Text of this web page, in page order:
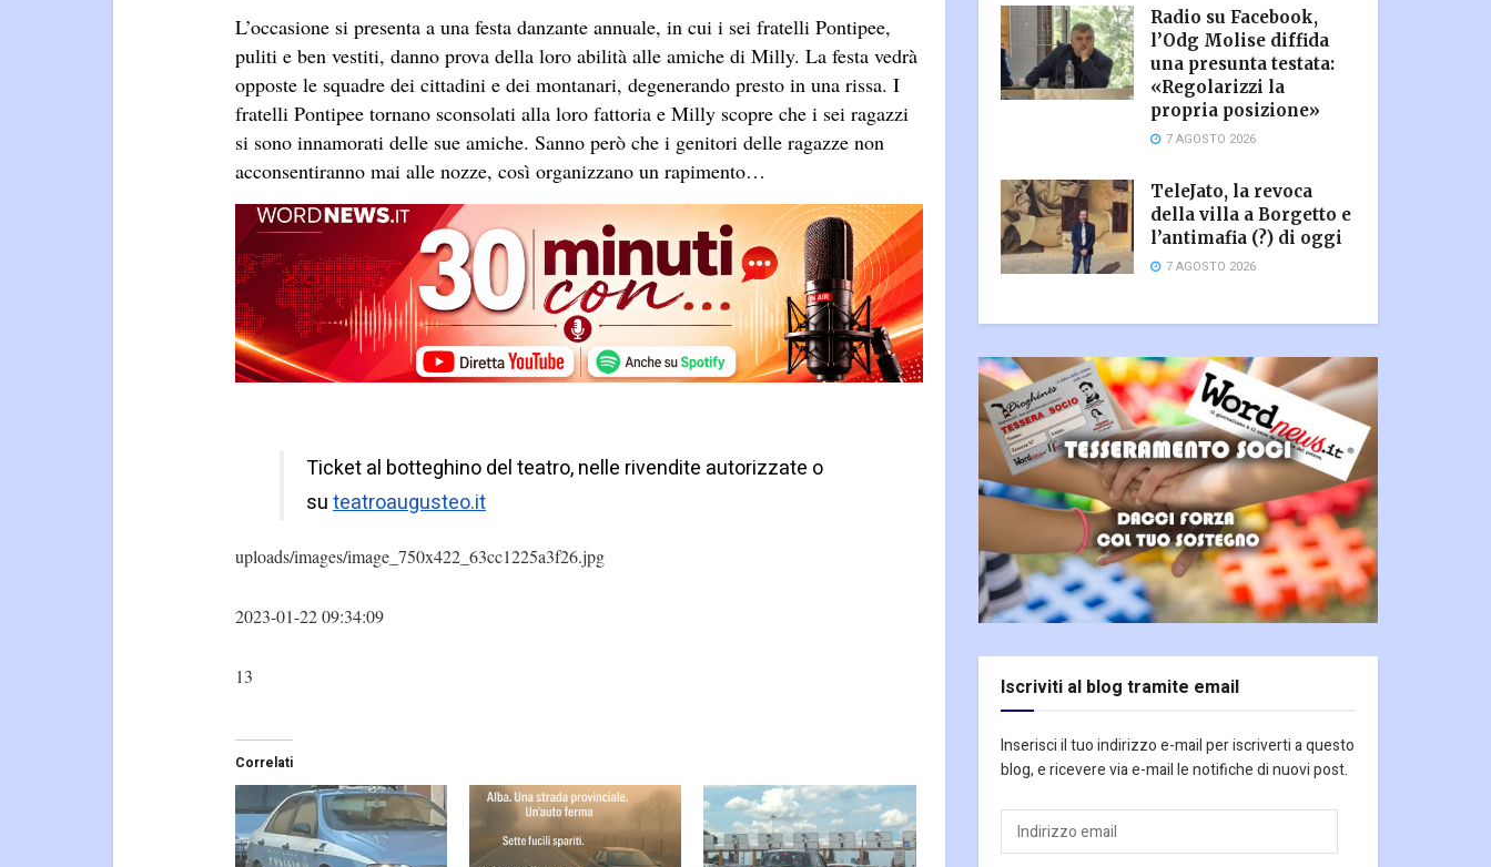
L’occasione si presenta a una festa danzante annuale, in cui i sei fratelli Pontipee,
puliti e ben vestiti, danno prova della loro abilità alle amiche di Milly. La festa vedrà
opposte le squadre dei cittadini e dei montanari, degenerando presto in una rissa. I
fratelli Pontipee tornano sconsolati alla loro fattoria e Milly scopre che i sei ragazzi
si sono innamorati delle sue amiche. Sanno però che i genitori delle ragazze non
acconsentiranno mai alle nozze, così organizzano un rapimento…
Ticket al botteghino del teatro, nelle rivendite autorizzate o
suteatroaugusteo.it
uploads/images/image_750x422_63cc1225a3f26.jpg
2023-01-22 09:34:09
13
Correlati
Radio su Facebook,
l’Odg Molise diffida
una presunta testata:
«Regolarizzi la
propria posizione»
7 AGOSTO 2026
TeleJato, la revoca
della villa a Borgetto e
l’antimafia (?) di oggi
7 AGOSTO 2026
Iscriviti al blog tramite email
Inserisci il tuo indirizzo e-mail per iscriverti a questo
blog, e ricevere via e-mail le notifiche di nuovi post.
Indirizzo
email